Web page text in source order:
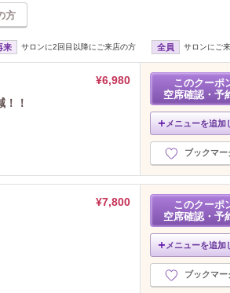
方
来 サロンに2回目以降にご来店の方 全員 サロンにご
¥6,980
！
このクーポ
空席確認・予
メニューを追加
ブックマー
¥7,800
このクーポ
空席確認・予
メニューを追加
ブックマー